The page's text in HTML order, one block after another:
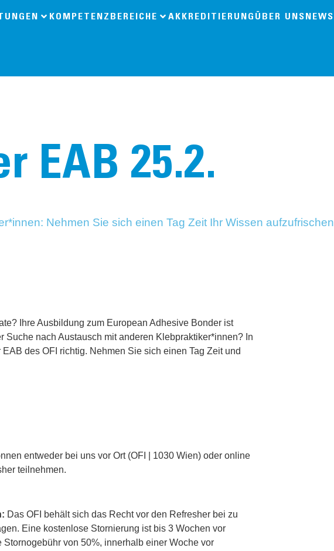
KOMPETENZBEREICHE AKKREDITIERUNG ÜBER UNS NEWS
EAB 25.2.
Nehmen Sie sich einen Tag Zeit Ihr Wissen
Ihre Ausbildung zum European Adhesive Bonder ist
Suche nach Austausch mit anderen Klebpraktiker*innen? In
des OFI richtig. Nehmen Sie sich einen Tag Zeit und
entweder bei uns vor Ort (OFI | 1030 Wien) oder online
teilnehmen.
Das OFI behält sich das Recht vor den Refresher bei zu
Eine kostenlose Stornierung ist bis 3 Wochen vor
von 50%, innerhalb einer Woche vor